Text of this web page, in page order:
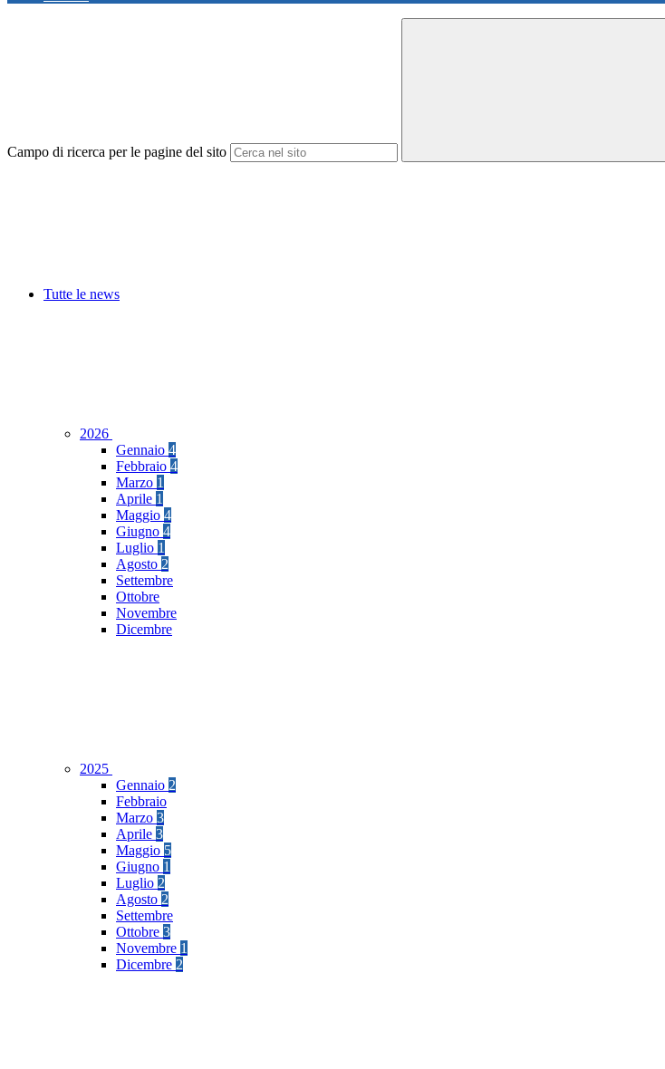
Campo di ricerca per le pagine del sito
Tutte le news
2026
Gennaio 4
Febbraio 4
Marzo 1
Aprile 1
Maggio 4
Giugno 4
Luglio 1
Agosto 2
Settembre
Ottobre
Novembre
Dicembre
2025
Gennaio 2
Febbraio
Marzo 3
Aprile 3
Maggio 5
Giugno 1
Luglio 2
Agosto 2
Settembre
Ottobre 3
Novembre 1
Dicembre 2